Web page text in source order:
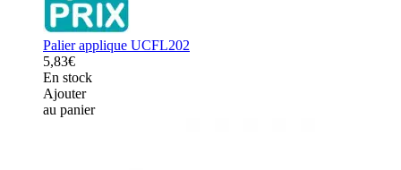
Palier applique UCFL202
5,83€
En stock
Ajouter
au panier